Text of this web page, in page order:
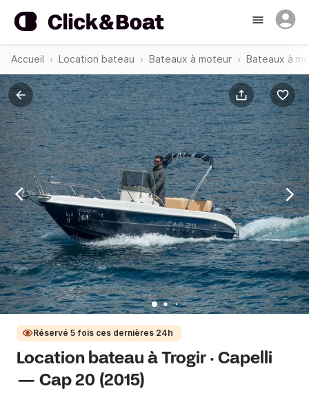
Accueil Location bateau Bateaux à moteur Bateaux à
Réservé 5 fois ces dernières 24h
Location bateau à Trogir · Capelli
— Cap 20 (2015)